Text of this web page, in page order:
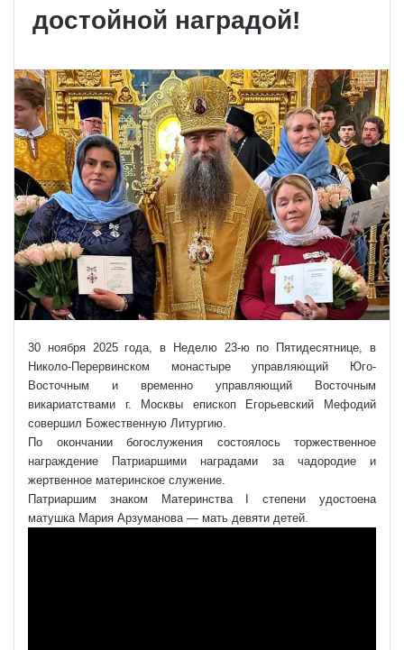
достойной наградой!
30 ноября 2025 года, в Неделю 23-ю по Пятидесятнице, в
Николо-Перервинском монастыре управляющий Юго-
Восточным и временно управляющий Восточным
викариатствами г. Москвы епископ Егорьевский Мефодий
совершил Божественную Литургию.
По окончании богослужения состоялось торжественное
награждение Патриаршими наградами за чадородие и
жертвенное материнское служение.
Патриаршим знаком Материнства I степени удостоена
матушка Мария Арзуманова — мать девяти детей.